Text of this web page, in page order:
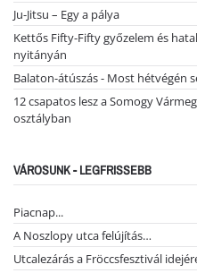
Ju-Jitsu – Egy a pálya
Kettős Fifty-Fifty győzelem és
nyitányán
Balaton-átúszás - Most hétvégén
12 csapatos lesz a Somogy
osztályban
VÁROSUNK - LEGFRISSEBB
Piacnap...
A Noszlopy utca felújítás…
Utcalezárás a Fröccsfesztivál